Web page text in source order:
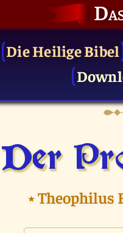
Die Heilige Bibel
Der
⭑Theophilus